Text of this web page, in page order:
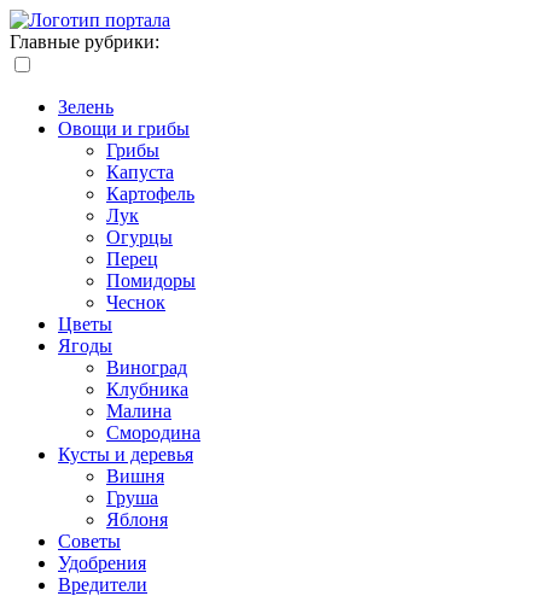
Главные рубрики:
Зелень
Овощи и грибы
Грибы
Капуста
Картофель
Лук
Огурцы
Перец
Помидоры
Чеснок
Цветы
Ягоды
Виноград
Клубника
Малина
Смородина
Кусты и деревья
Вишня
Груша
Яблоня
Советы
Удобрения
Вредители